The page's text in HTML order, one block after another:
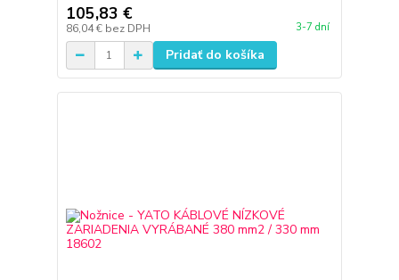
105,83 €
86,04 € bez DPH 3-7 dní
Pridať do košíka